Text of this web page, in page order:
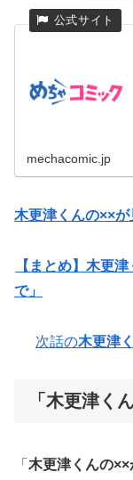
mechacomic.jp
木更津くんの××
【まとめ】木更
で」
次話の木更津
「木更津く
「 木更津くんの××